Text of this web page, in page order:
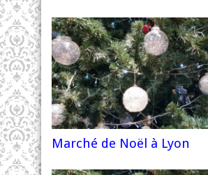
Marché de Noël à Lyon